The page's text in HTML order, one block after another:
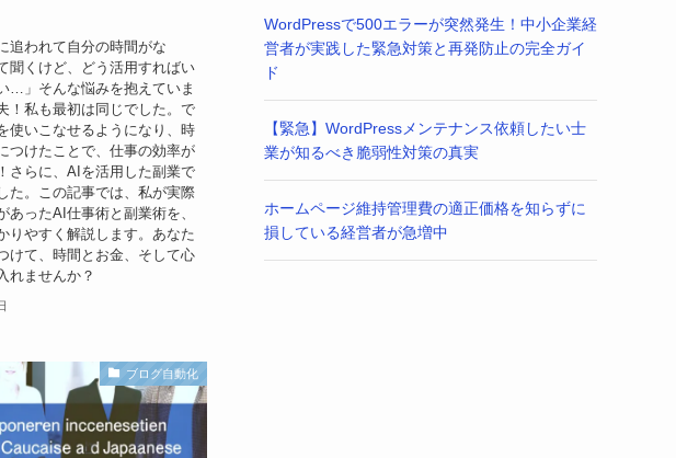
追われて自分の時間がな
聞くけど、どう活用すればい
…」そんな悩みを抱えていま
！私も最初は同じでした。で
使いこなせるようになり、時
つけたことで、仕事の効率が
さらに、AIを活用した副業で
た。この記事では、私が実際
あったAI仕事術と副業術を、
りやすく解説します。あなた
けて、時間とお金、そして心
れませんか？
ブログ自動化
WordPressで500エラーが突然発生！中小企業経
営者が実践した緊急対策と再発防止の完全ガイ
ド
【緊急】WordPressメンテナンス依頼したい士
業が知るべき脆弱性対策の真実
ホームページ維持管理費の適正価格を知らずに
損している経営者が急増中